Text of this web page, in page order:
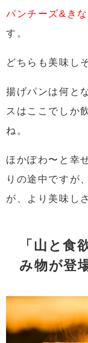
パンチーズ&き
す。
どちらも美味し
揚げパンは何と
スはここでしか
ね。
ほかぽわ〜と幸
りの途中ですが
が、より美味し
「山と食
み物が登